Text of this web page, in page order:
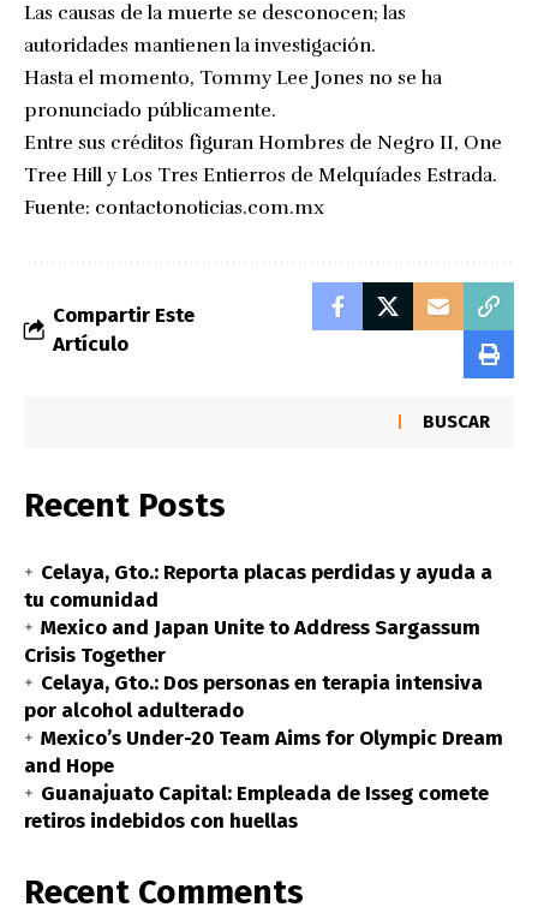
Las causas de la muerte se desconocen; las
autoridades mantienen la investigación.
Hasta el momento, Tommy Lee Jones no se ha
pronunciado públicamente.
Entre sus créditos figuran Hombres de Negro II, One
Tree Hill y Los Tres Entierros de Melquíades Estrada.
Fuente: contactonoticias.com.mx
Compartir Este
Artículo
BUSCAR
Recent Posts
Celaya, Gto.: Reporta placas perdidas y ayuda a
tu comunidad
Mexico and Japan Unite to Address Sargassum
Crisis Together
Celaya, Gto.: Dos personas en terapia intensiva
por alcohol adulterado
Mexico’s Under-20 Team Aims for Olympic Dream
and Hope
Guanajuato Capital: Empleada de Isseg comete
retiros indebidos con huellas
Recent Comments